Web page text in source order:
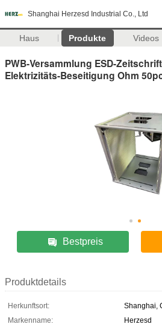
Shanghai Herzesd Industrial Co., Ltd
Haus Produkte Videos
PWB-Versammlung ESD-
Elektrizitäts-Beseitigung Ohm
Bestpreis
Produktdetails
Herkunftsort:
Shanghai,
Markenname:
Herzesd